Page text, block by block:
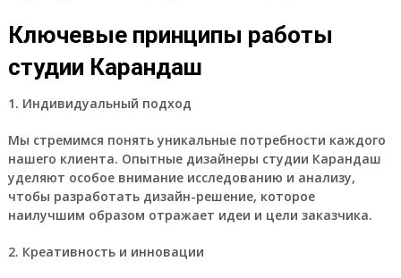
Ключевые принципы работы
студии Карандаш
1. Индивидуальный подход
Мы стремимся понять уникальные потребности каждого
нашего клиента. Опытные дизайнеры студии Карандаш
уделяют особое внимание исследованию и анализу,
чтобы разработать дизайн-решение, которое
наилучшим образом отражает идеи и цели заказчика.
2. Креативность и инновации